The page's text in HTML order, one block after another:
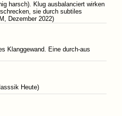
harsch). Klug ausbalanciert wirken
sie durch subtiles
Dezember 2022)
Klanggewand. Eine durch-aus
Heute)